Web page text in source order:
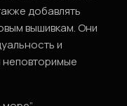
добавлять
вышивкам. Они
и
неповторимые